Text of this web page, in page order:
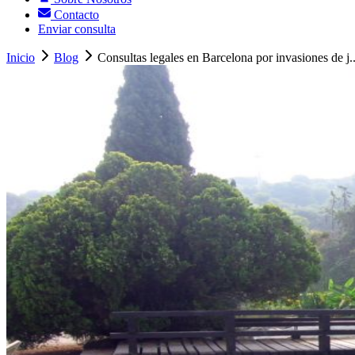
Contacto
Enviar consulta
Inicio Blog Consultas legales en Barcelona por invasiones de